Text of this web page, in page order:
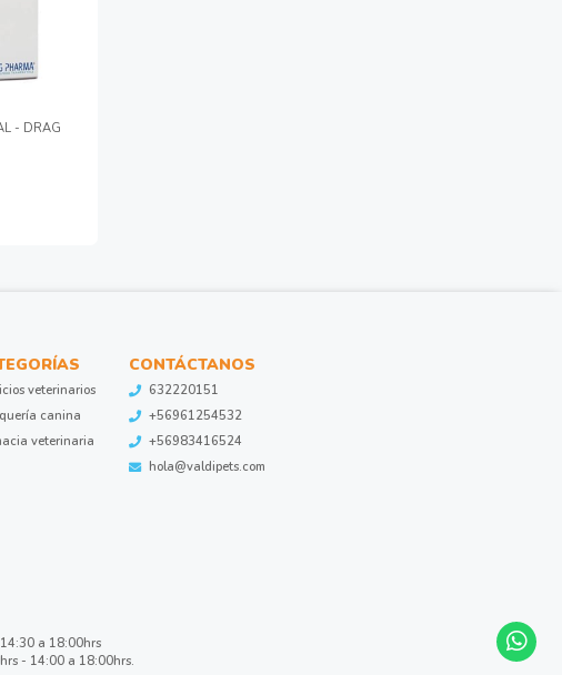
- DRAG
veterinarios
canina
veterinaria
CONTÁCTANOS
632220151
+56961254532
+56983416524
hola@valdipets.com
a 18:00hrs
- 14:00 a 18:00hrs.